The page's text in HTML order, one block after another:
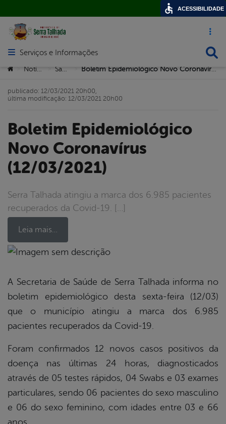
Acesso
Abrir menu principal de navegação
Serviços e Informações
Você está aqui:
> Notícias > >
Boletim Epidemiológico
Novo Coronavírus
(12/03/2021)
Serra Talhada atingiu a marca dos 6.985 pacientes
recuperados da Covid-19. […]
Leia mais…
publicado: 12/03/2021 20h00,
última modificação: 12/03/2021 20h00
A Secretaria de Saúde de Serra Talhada informa no
boletim epidemiológico desta sexta-feira (12/03)
que o município atingiu a marca dos 6.985
pacientes recuperados da Covid-19.
Foram confirmados 12 novos casos positivos da
doença nas últimas 24 horas, diagnosticados
através de 05 testes rápidos, 04 Swabs e 03 exames
particulares, sendo 06 pacientes do sexo masculino
e 06 do sexo feminino, com idades entre 03 e 66
ACESSIBILIDADE